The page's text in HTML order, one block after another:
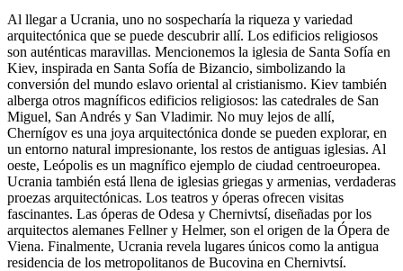
Al llegar a Ucrania, uno no sospecharía la riqueza y variedad
arquitectónica que se puede descubrir allí. Los edificios religiosos
son auténticas maravillas. Mencionemos la iglesia de Santa Sofía en
Kiev, inspirada en Santa Sofía de Bizancio, simbolizando la
conversión del mundo eslavo oriental al cristianismo. Kiev también
alberga otros magníficos edificios religiosos: las catedrales de San
Miguel, San Andrés y San Vladimir. No muy lejos de allí,
Chernígov es una joya arquitectónica donde se pueden explorar, en
un entorno natural impresionante, los restos de antiguas iglesias. Al
oeste, Leópolis es un magnífico ejemplo de ciudad centroeuropea.
Ucrania también está llena de iglesias griegas y armenias, verdaderas
proezas arquitectónicas. Los teatros y óperas ofrecen visitas
fascinantes. Las óperas de Odesa y Chernivtsí, diseñadas por los
arquitectos alemanes Fellner y Helmer, son el origen de la Ópera de
Viena. Finalmente, Ucrania revela lugares únicos como la antigua
residencia de los metropolitanos de Bucovina en Chernivtsí.